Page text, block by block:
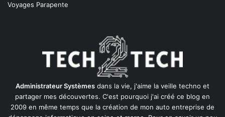
Voyages Parapente
Administrateur Systèmes dans la vie, j'aime la veille techno et
partager mes découvertes. C'est pourquoi j'ai créé ce blog en
2009 en même temps que la création de mon auto entreprise de